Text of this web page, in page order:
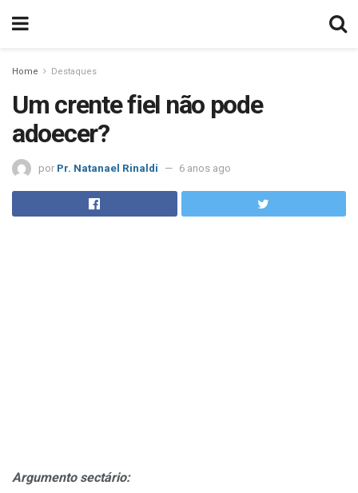
Home Destaques
Um crente fiel não pode
adoecer?
por Pr. Natanael Rinaldi 6 anos ago
Argumento sectário: